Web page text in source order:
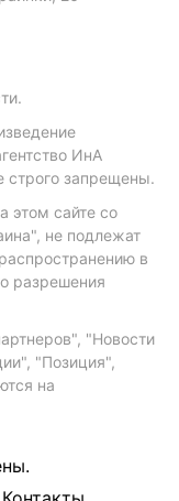
ИнА
строго запрещены.
этом сайте со
не подлежат
в
разрешения
"Новости
"Позиция",
на